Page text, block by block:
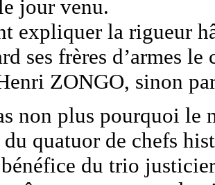
jour venu.
expliquer la rigueur
ses frères d’armes
ZONGO, sinon
non plus pourquoi le
quatuor de chefs
du trio